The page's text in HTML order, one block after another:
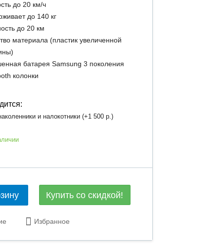
до 20 км/ч
до 140 кг
до 20 км
материала (пластик увеличенной
батарея Samsung 3 поколения
колонки
и налокотники (+1 500 р.)
Купить со скидкой!
Избранное